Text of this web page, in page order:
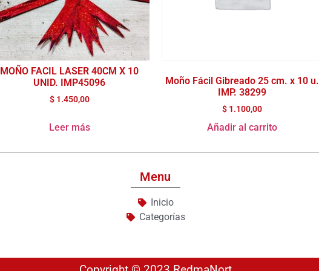
MOÑO FACIL LASER 40CM X 10
UNID. IMP45096
$1.450,00
Leer más
Moño Fácil Gibreado 25 cm. x 10 u.
IMP. 38299
$1.100,00
Añadir al carrito
Menu
Inicio
Categorías